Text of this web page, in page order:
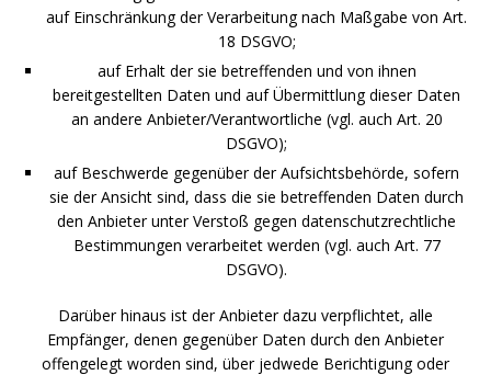
auf Einschränkung der Verarbeitung nach Maßgabe von Art.
18 DSGVO;
auf Erhalt der sie betreffenden und von ihnen
bereitgestellten Daten und auf Übermittlung dieser Daten
an andere Anbieter/Verantwortliche (vgl. auch Art. 20
DSGVO);
auf Beschwerde gegenüber der Aufsichtsbehörde, sofern
sie der Ansicht sind, dass die sie betreffenden Daten durch
den Anbieter unter Verstoß gegen datenschutzrechtliche
Bestimmungen verarbeitet werden (vgl. auch Art. 77
DSGVO).
Darüber hinaus ist der Anbieter dazu verpflichtet, alle
Empfänger, denen gegenüber Daten durch den Anbieter
offengelegt worden sind, über jedwede Berichtigung oder